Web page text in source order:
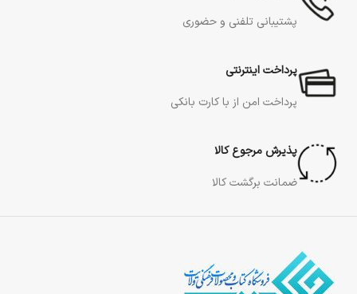
پشتیبانی تلفنی و حضوری
پرداخت اینترنتی
پرداخت امن از با کارت بانکی
پذیرش مرجوع کالا
ضمانت برگشت کالا